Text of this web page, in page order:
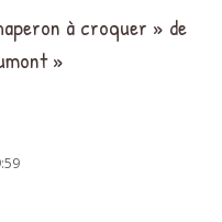
à croquer » de
»